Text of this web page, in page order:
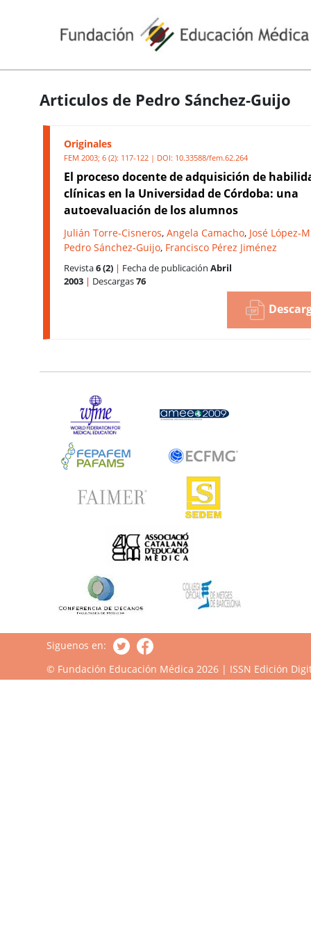
Articulos de Pedro Sánchez-Guijo
Originales
FEM 2003; 6 (2): 117-122 | DOI: 10.33588/fem.62.264
El proceso docente de adquisición de
clínicas en la Universidad de Córdoba: una
autoevaluación de los alumnos
Julián Torre-Cisneros, Angela Camacho, José López-
Pedro Sánchez-Guijo, Francisco Pérez Jiménez
Revista6 (2) | Fecha de publicación Abril
2003 | Descargas76
Siguenos en:
© Fundación Educación Médica 2026 | ISSN Edición